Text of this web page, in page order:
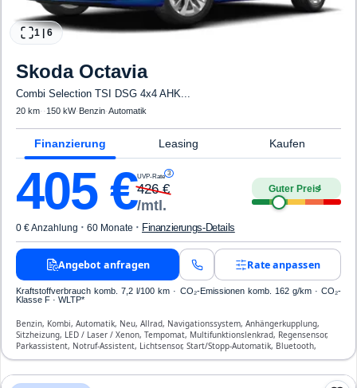
1 6
Skoda Octavia
Combi Selection TSI DSG 4x4 AHK...
20 km· · 150 kW· Benzin·Automatik
Finanzierung Leasing Kaufen
405€UVP-Rate 3
426€
/mtl.
Guter Preis4
0 € Anzahlung · 60 Monate · Finanzierungs-Details
Angebot anfragen Rate anpassen
Kraftstoffverbrauch komb. 7,2 l/100 km · CO₂-Emissionen komb. 162 g/km · CO₂-
Klasse F · WLTP*
Benzin, Kombi, Automatik, Neu, Allrad, Navigationssystem, Anhängerkupplung,
Sitzheizung, LED / Laser / Xenon, Tempomat, Multifunktionslenkrad, Regensensor,
Parkassistent, Notruf-Assistent, Lichtsensor, Start/Stopp-Automatik, Bluetooth,
Freisprecheinrichtung, Verkehrszeichen-Erkennung, ESP, ABS, Klimatisierung, Front-,